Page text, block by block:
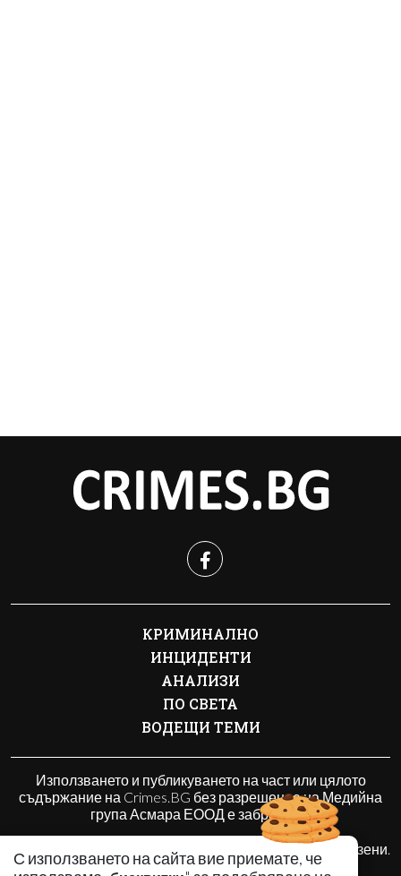
С използването на сайта вие приемате, че
КРИМИНАЛНО
ИНЦИДЕНТИ
АНАЛИЗИ
ПО СВЕТА
ВОДЕЩИ ТЕМИ
Използването и публикуването на част или цялото
съдържание на Crimes.BG без разрешение на Медийна
група Асмара ЕООД е забранено.
© 2010 - 2026 | Crimes.BG. Всички права запазени.